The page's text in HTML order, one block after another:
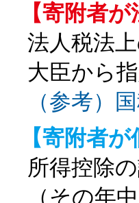
【寄附者が
法人税法
大臣から
（参考）
【寄附者が
所得控除
（その年